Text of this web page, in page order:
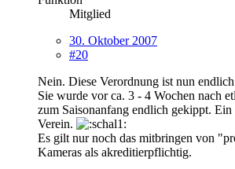
Mitglied
30. Oktober 2007
#20
Nein. Diese Verordnung ist nun
Sie wurde vor ca. 3 - 4 Wochen nach
zum Saisonanfang endlich gekippt.
Verein.
Es gilt nur noch das mitbringen von
Kameras als akreditierpflichtig.